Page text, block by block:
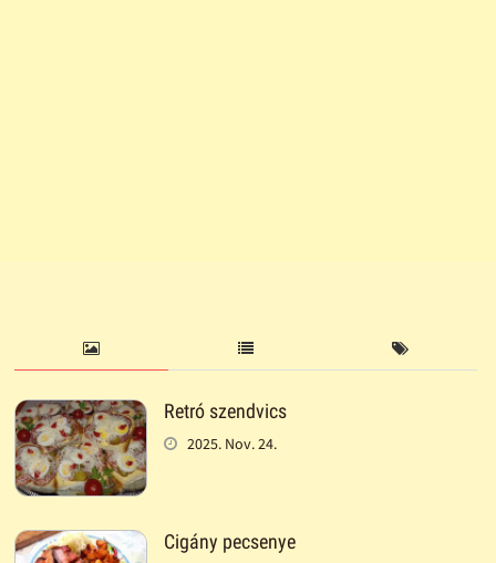
Retró szendvics
2025. Nov. 24.
Cigány pecsenye